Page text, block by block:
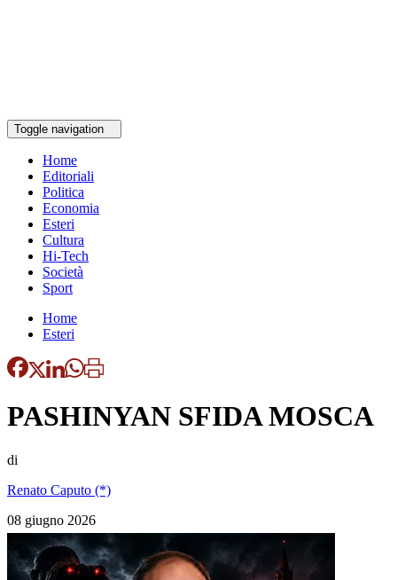
Toggle navigation
Home
Editoriali
Politica
Economia
Esteri
Cultura
Hi-Tech
Società
Sport
Home
Esteri
PASHINYAN SFIDA MOSCA
di
Renato Caputo (*)
08 giugno 2026